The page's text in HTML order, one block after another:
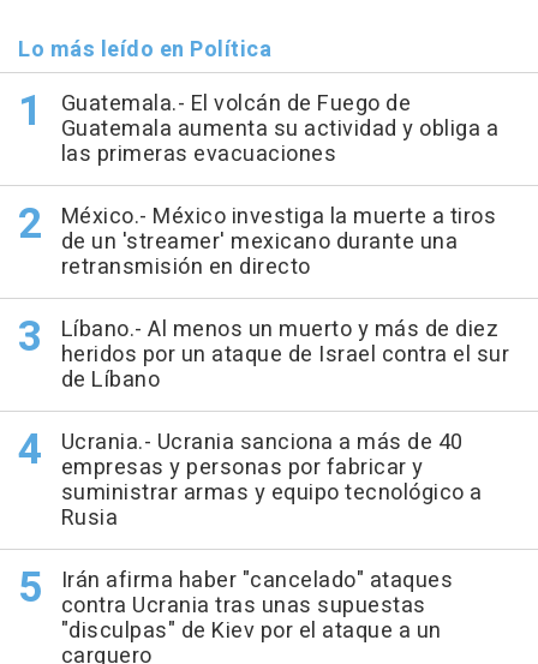
Lo más leído en Política
Guatemala.- El volcán de Fuego de
Guatemala aumenta su actividad y obliga a
las primeras evacuaciones
México.- México investiga la muerte a tiros
de un 'streamer' mexicano durante una
retransmisión en directo
Líbano.- Al menos un muerto y más de diez
heridos por un ataque de Israel contra el sur
de Líbano
Ucrania.- Ucrania sanciona a más de 40
empresas y personas por fabricar y
suministrar armas y equipo tecnológico a
Rusia
Irán afirma haber "cancelado" ataques
contra Ucrania tras unas supuestas
"disculpas" de Kiev por el ataque a un
carguero